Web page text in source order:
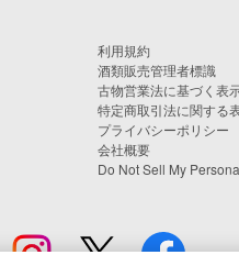
利用規約
酒類販売管理者標識
古物営業法に基づく表
特定商取引法に関する
プライバシーポリシー
会社概要
Do Not Sell My